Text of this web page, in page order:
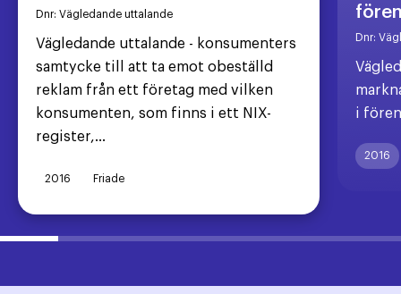
Dnr: Vägledande uttalande
Vägledande uttalande - konsumenters
samtycke till att ta emot obeställd
reklam från ett företag med vilken
konsumenten, som finns i ett NIX-
register,...
2016 Friade
Dnr:
i
2016